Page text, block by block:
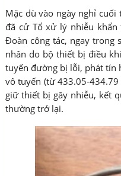
Mặc dù vào ngày nghỉ
đã cử Tổ xử lý nhiễu
Đoàn công tác, ngay trong
nhân do bộ thiết bị điều
tuyến đường bị lỗi, phát tín
vô tuyến (từ 433.05-
giữ thiết bị gây nhiễu, kết
thường trở lại.